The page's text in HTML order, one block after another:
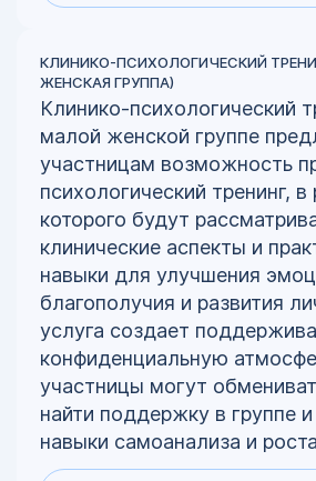
КЛИНИКО-ПСИХОЛОГИЧЕСКИЙ
ЖЕНСКАЯ ГРУППА)
Клинико-психологический
малой женской группе
участницам возможность
психологический тренинг, в
которого будут
клинические аспекты и
навыки для улучшения
благополучия и развития
услуга создает
конфиденциальную
участницы могут
найти поддержку в группе и
навыки самоанализа и